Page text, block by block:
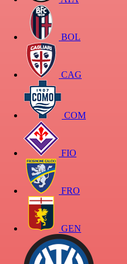
BOL
CAG
COM
FIO
FRO
GEN